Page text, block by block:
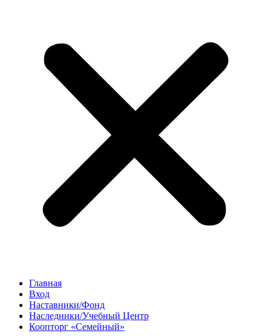
Главная
Вход
Наставники/Фонд
Наследники/Учебный Центр
Коопторг «Семейный»